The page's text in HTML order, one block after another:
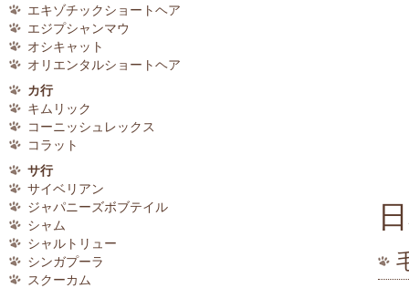
エキゾチックショートヘア
エジプシャンマウ
オシキャット
オリエンタルショートヘア
カ行
キムリック
コーニッシュレックス
コラット
サ行
サイベリアン
ジャパニーズボブテイル
シャム
シャルトリュー
シンガプーラ
スクーカム